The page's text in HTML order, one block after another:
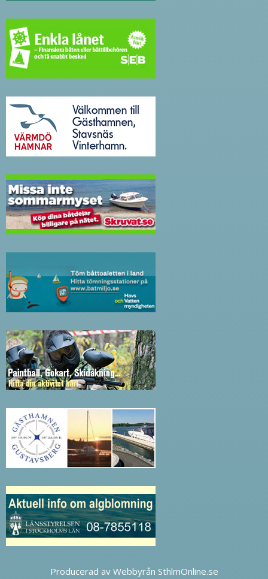
Producerad av Webbyrån SthlmOnline.se